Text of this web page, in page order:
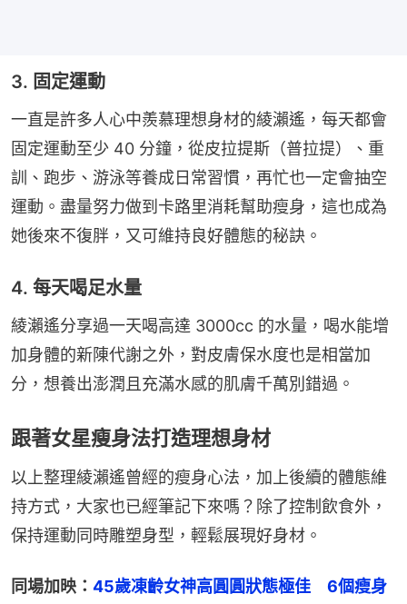
3. 固定運動
一直是許多人心中羨慕理想身材的綾瀨遙，每天都會
固定運動至少 40 分鐘，從皮拉提斯（普拉提）、重
訓、跑步、游泳等養成日常習慣，再忙也一定會抽空
運動。盡量努力做到卡路里消耗幫助瘦身，這也成為
她後來不復胖，又可維持良好體態的秘訣。
4. 每天喝足水量
綾瀨遙分享過一天喝高達 3000cc 的水量，喝水能增
加身體的新陳代謝之外，對皮膚保水度也是相當加
分，想養出澎潤且充滿水感的肌膚千萬別錯過。
跟著女星瘦身法打造理想身材
以上整理綾瀨遙曾經的瘦身心法，加上後續的體態維
持方式，大家也已經筆記下來嗎？除了控制飲食外，
保持運動同時雕塑身型，輕鬆展現好身材。
同場加映： 45歲凍齡女神高圓圓狀態極佳　6個瘦身